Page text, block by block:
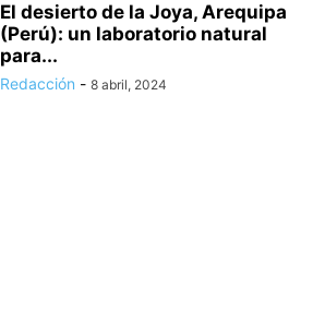
El desierto de la Joya, Arequipa
(Perú): un laboratorio natural
para...
Redacción - 8 abril, 2024